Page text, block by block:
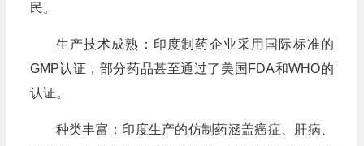
民。
生产技术成熟：印度制药企业采用国际标准的
GMP认证，部分药品甚至通过了美国FDA和WHO的
认证。
种类丰富：印度生产的仿制药涵盖癌症、肝病、